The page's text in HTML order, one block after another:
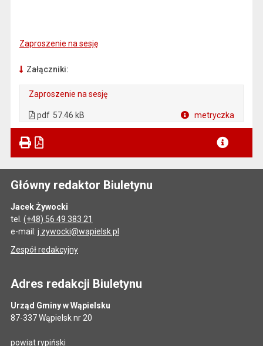
Zaproszenie na sesję
Załączniki:
Zaproszenie na sesję
pdf 57.46 kB metryczka
Główny redaktor Biuletynu
Jacek Żywocki
tel. (+48) 56 49 383 21
e-mail: j.zywocki@wapielsk.pl
Zespół redakcyjny
Adres redakcji Biuletynu
Urząd Gminy w Wąpielsku
87-337 Wąpielsk nr 20
powiat rypiński